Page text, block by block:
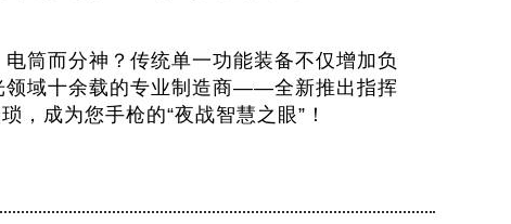
筒而分神？传统单一功能装备不仅增加负
域十余载的专业制造商——全新推出指挥
成为您手枪的“夜战智慧之眼”！